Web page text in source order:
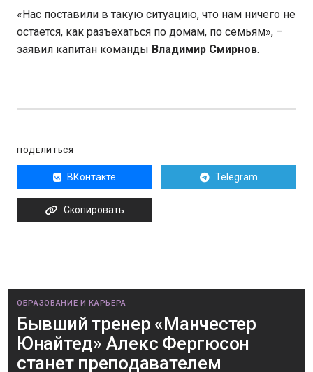
«Нас поставили в такую ситуацию, что нам ничего не
остается, как разъехаться по домам, по семьям», –
заявил капитан команды Владимир Смирнов.
ПОДЕЛИТЬСЯ
ВКонтакте Telegram
Скопировать
ОБРАЗОВАНИЕ И КАРЬЕРА
Бывший тренер «Манчестер
Юнайтед» Алекс Фергюсон
станет преподавателем